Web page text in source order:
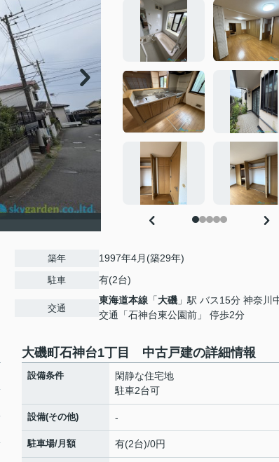
築年 1997年4月(築29年)
駐車 有(2台)
交通
東海道本線 「大磯 」駅 バス15分 神奈川
交通「石神台東公園前」 停歩2分
大磯町石神台1丁目 中古戸建の詳細情報
設備条件
閑静な住宅地
駐車2台可
設備(その他) -
駐車場/月額 有(2台)/0円